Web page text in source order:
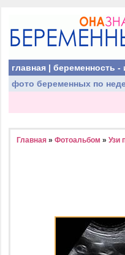
главная | беременность -
фото беременных по
Главная » Фотоальбом » Узи